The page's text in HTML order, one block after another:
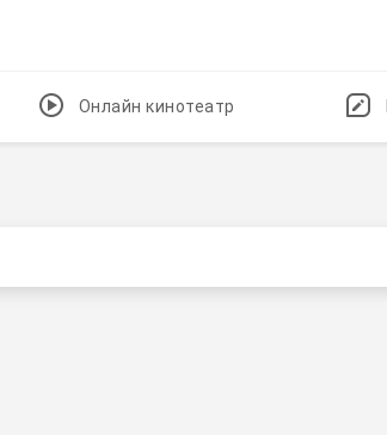
Онлайн кинотеатр